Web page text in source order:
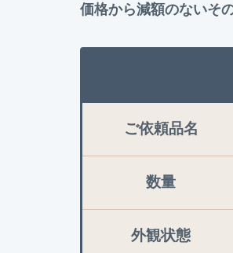
価格から減額のないそ
ご依頼品名
数量
外観状態